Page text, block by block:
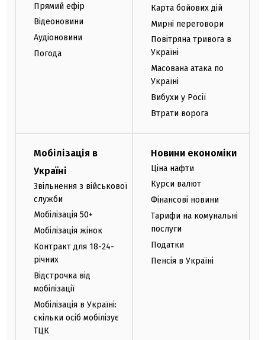
Прямий ефір
Відеоновини
Аудіоновини
Погода
Карта бойових дій
Мирні переговори
Повітряна тривога в
Україні
Масована атака по
Україні
Вибухи у Росії
Втрати ворога
Мобілізація в
Україні
Звільнення з військової
служби
Мобілізація 50+
Мобілізація жінок
Контракт для 18-24-
річних
Відстрочка від
мобілізації
Мобілізація в Україні:
скільки осіб мобілізує
ТЦК
Новини економіки
Ціна нафти
Курси валют
Фінансові новини
Тарифи на комунальні
послуги
Податки
Пенсія в Україні